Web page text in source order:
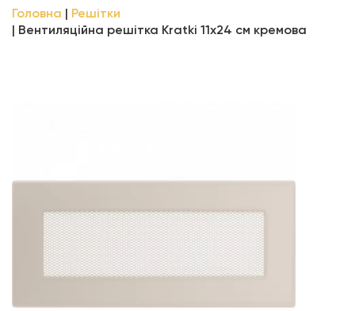
Головна
Решітки
Вентиляційна решітка Kratki 11х24 см кремова